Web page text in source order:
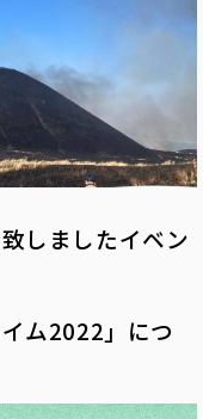
しましたイベン
ム2022」につ